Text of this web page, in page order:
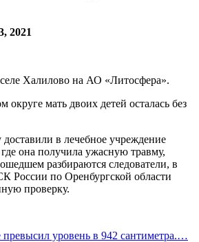
2021
селе Халилово на АО «Литосфера».
в лечебное учреждение
она получила ужасную травму,
разбираются следователи, в
России по Оренбургской области
проверку.
уровень в 942 сантиметра.…